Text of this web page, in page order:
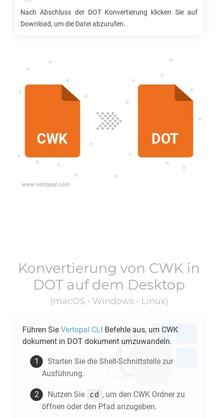
Nach Abschluss der DOTKonvertierung klicken Sie auf
Download, um die Datei abzurufen.
Konvertierung von CWK in
DOT auf dem Desktop
(macOS • Windows • Linux)
Führen Sie Vertopal CLI Befehle aus, um CWK
dokument in DOT dokument umzuwandeln.
Starten Sie die Shell-Schnittstelle zur
Ausführung.
Nutzen Sie cd , um den CWK Ordner zu
öffnen oder den Pfad anzugeben.